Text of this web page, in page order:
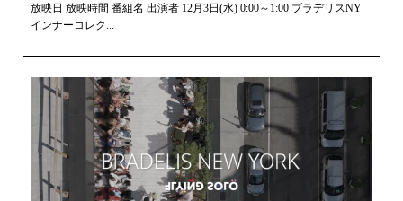
放映日 放映時間 番組名 出演者 12月3日(水) 0:00～1:00 ブラデリスNY
インナーコレク...